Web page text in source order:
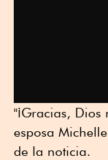
"¡Gracias,
esposa
de la noticia.